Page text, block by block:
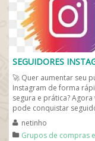
SEGUIDORES
🚀 Quer aumentar seu
Instagram de forma
segura e prática? Agora
pode conquistar
reais e engajados
pelo...
netinho
Grupos de compras